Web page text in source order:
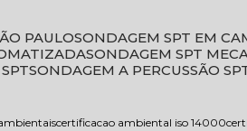
PAULO SONDAGEM SPT EM
SONDAGEM SPT
SONDAGEM A PERCUSSÃO
certificacao ambiental iso 14000